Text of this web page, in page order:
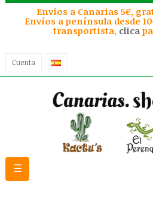
Envíos a Canarias 5€,
Envíos a península desde
transportista, clica
Cuenta
Navegación
de
☰